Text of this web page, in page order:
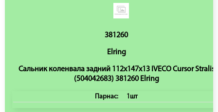
381260
Elring
Сальник коленвала задний 112x147x13 IVECO Cursor Stralis
(504042683) 381260 Elring
Парнас: 1шт